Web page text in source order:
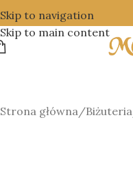
Skip to navigation
Skip to main content
Strona główna/Biżuteria